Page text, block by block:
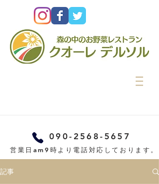
090-2568-5657
営業日am9時より電話対応しております。
記事